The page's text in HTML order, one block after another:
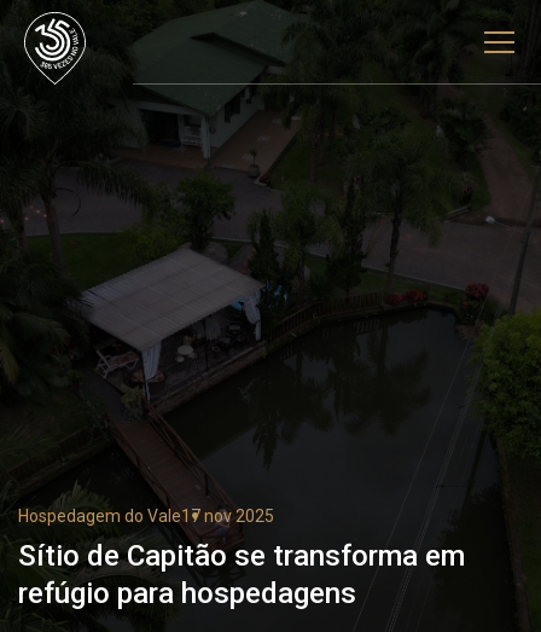
Hospedagem do Vale17 nov 2025
Sítio de Capitão se transforma em
refúgio para hospedagens